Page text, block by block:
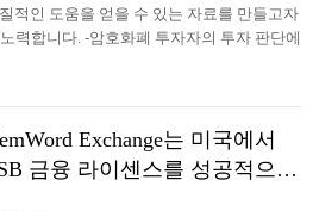
적인 도움을 얻을 수 있는 자료를 만들고자
력합니다. -암호화폐 투자자의 투자 판단에
를 누리고 투자의 인사이트를 얻을 수 있
고 노력하고 있습니다. [특징] 에임리치 금
계량 분석(quantitative analysis) 노하우를
장 상황을 단기(1~7일), 중기(1주~1개월), 장
Exchange는 미국에서
금융 라이센스를 성공적으로